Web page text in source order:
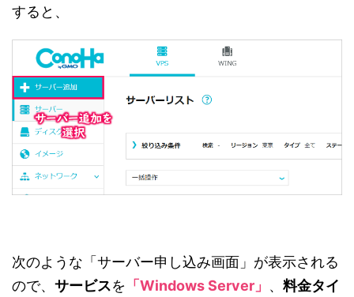
すると、
次のような「サーバー申し込み画面」が表示される
ので、 サービスを 「Windows Server」 、 料金タイ